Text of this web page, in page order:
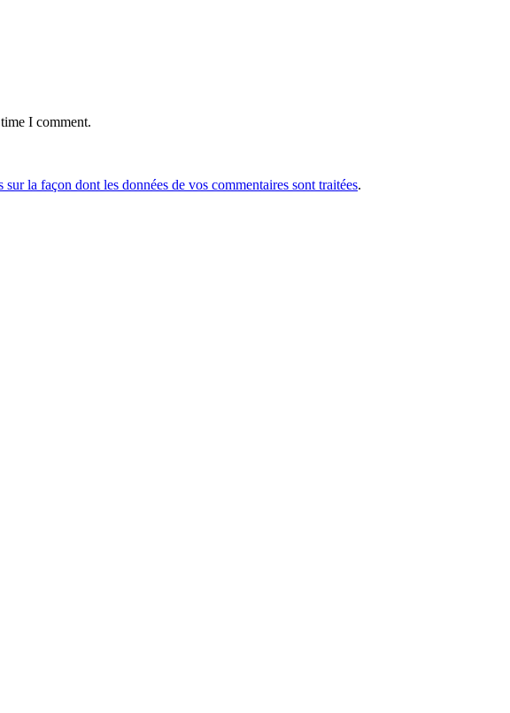
I comment.
sur la façon dont les données de vos commentaires sont traitées.